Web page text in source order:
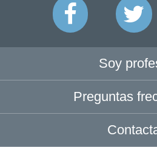
Soy
Preguntas